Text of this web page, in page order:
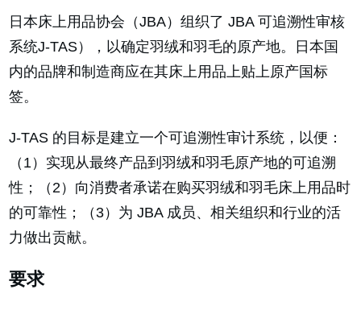
日本床上用品协会（JBA）组织了 JBA 可追溯性审核
系统J-TAS），以确定羽绒和羽毛的原产地。日本国
内的品牌和制造商应在其床上用品上贴上原产国标
签。
J-TAS 的目标是建立一个可追溯性审计系统，以便：
（1）实现从最终产品到羽绒和羽毛原产地的可追溯
性；（2）向消费者承诺在购买羽绒和羽毛床上用品时
的可靠性；（3）为 JBA 成员、相关组织和行业的活
力做出贡献。
要求